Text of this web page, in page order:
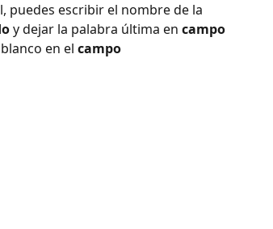
puedes escribir el nombre de la
y dejar la palabra última en campo
en el campo